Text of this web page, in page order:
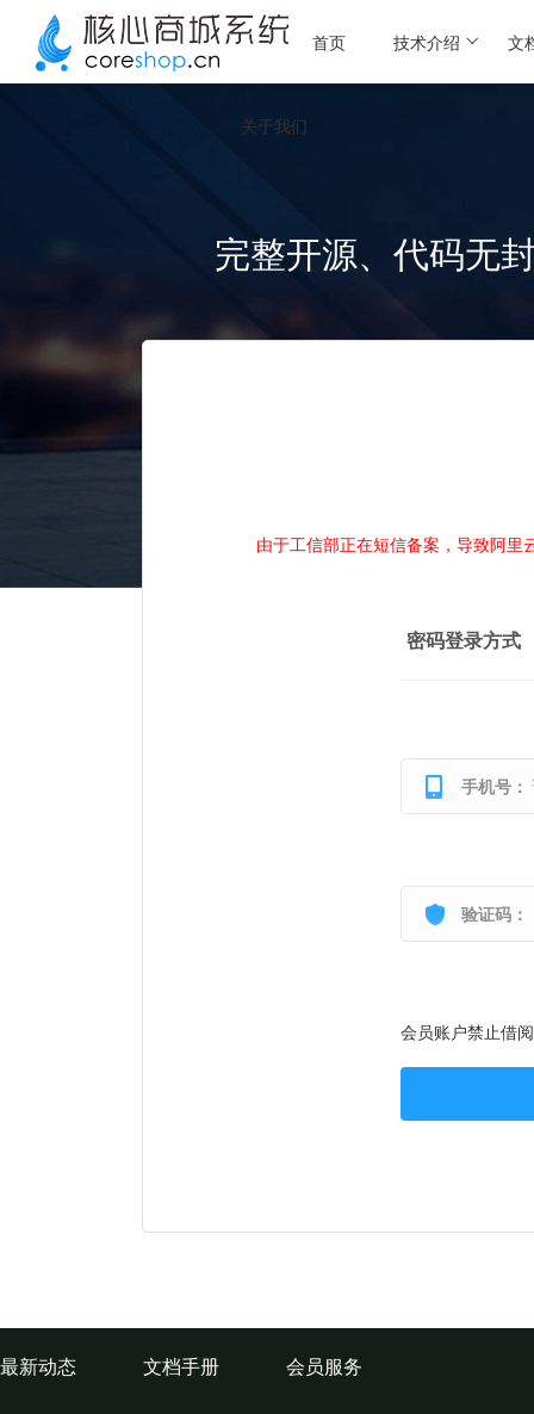
首页 技术介绍 文
关于我们
完整开源、代码无
由于工信部正在短信备案，导致阿
密码登录方式
手机号：
验证码：
会员账户禁止借
最新动态 文档手册 会员服务